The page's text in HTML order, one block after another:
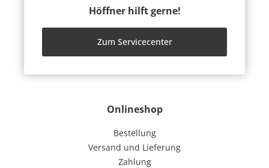
Onlineshop
Bestellung
Versand und Lieferung
Zahlung
Höffner hilft gerne!
Zum Servicecenter